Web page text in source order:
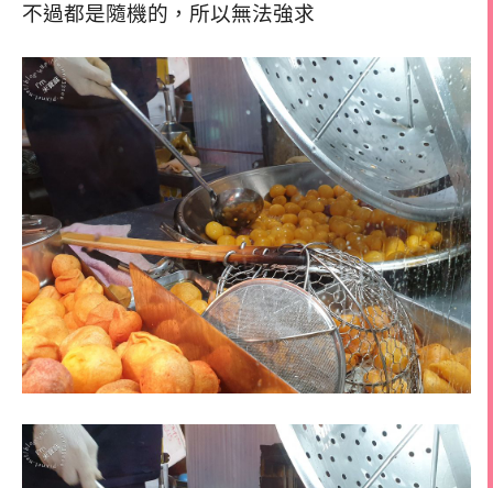
不過都是隨機的，所以無法強求